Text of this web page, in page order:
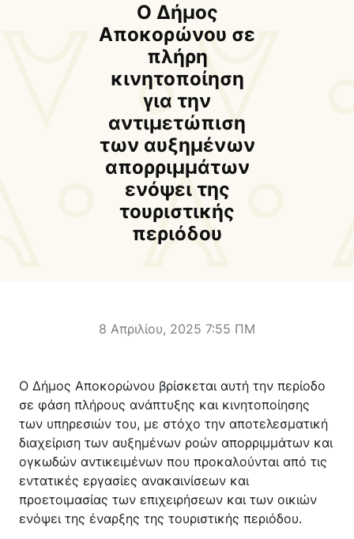
Δημοπρασίες
Προκηρ. Δημ. Συμβάσεων
Εντεταλμένοι Δημοτικοί
Σύμβουλοι
Δημοτικό Συμβούλιο
Δημοτική Επιτροπή
Δ.Ε. Αρμένων
Δ.Ε. Ασή Γωνιάς
Δ.Ε. Γεωργιουπόλεως
Αποκορώνα Χανίων
Δήμοσιο Ι.Ε.Κ
Αποκορώνου
ΔΗΜΟΤΙΚΗ ΠΙΝΑΚΟΘΗΚΗ
ΦΡΕ
Κέντρο Κοινότητας
Βοήθεια στο Σπίτι
Λαογραφικό Μουσείο
Γαβολοχωρίου
Ο Δήμος
Αποκορώνου σε
πλήρη
κινητοποίηση
για την
αντιμετώπιση
των αυξημένων
απορριμμάτων
ενόψει της
τουριστικής
περιόδου
8 Απριλίου, 2025 7:55 ΠΜ
Ο Δήμος Αποκορώνου βρίσκεται αυτή την περίοδο
σε φάση πλήρους ανάπτυξης και κινητοποίησης
των υπηρεσιών του, με στόχο την αποτελεσματική
διαχείριση των αυξημένων ροών απορριμμάτων και
ογκωδών αντικειμένων που προκαλούνται από τις
εντατικές εργασίες ανακαινίσεων και
προετοιμασίας των επιχειρήσεων και των οικιών
ενόψει της έναρξης της τουριστικής περιόδου.